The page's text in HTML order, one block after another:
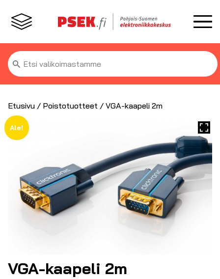
Etsi:
Etusivu / Poistotuotteet / VGA-kaapeli 2m
Ale!
VGA-kaapeli 2m